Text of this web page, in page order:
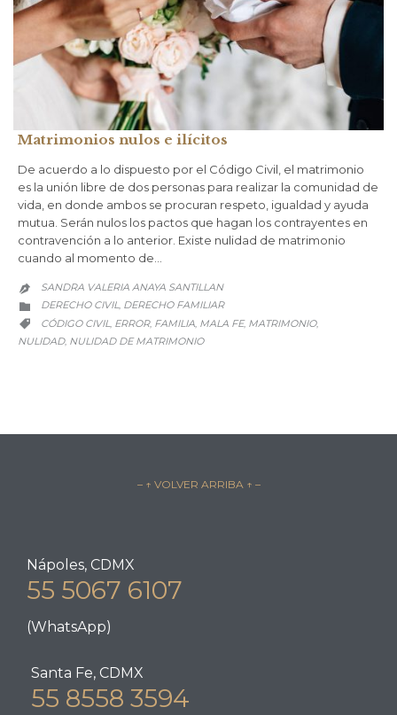
Matrimonios nulos e ilícitos
De acuerdo a lo dispuesto por el Código Civil, el matrimonio
es la unión libre de dos personas para realizar la comunidad de
vida, en donde ambos se procuran respeto, igualdad y ayuda
mutua. Serán nulos los pactos que hagan los contrayentes en
contravención a lo anterior. Existe nulidad de matrimonio
cuando al momento de…
 SANDRA VALERIA ANAYA SANTILLAN
 CATEGORY
DERECHO CIVIL, DERECHO FAMILIAR
 CATEGORY
CÓDIGO CIVIL, ERROR, FAMILIA, MALA FE, MATRIMONIO,
NULIDAD, NULIDAD DE MATRIMONIO
– ↑ VOLVER ARRIBA ↑ –
Nápoles, CDMX
55 5067 6107
(WhatsApp)
Santa Fe, CDMX
55 8558 3594